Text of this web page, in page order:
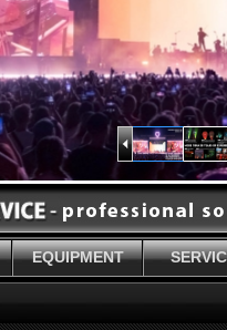
EQUIPMENT